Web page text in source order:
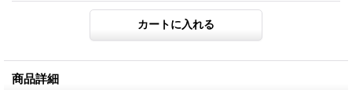
商品詳細